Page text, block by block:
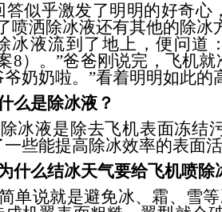
乎激发了明明的好奇心，
喷洒除冰液还有其他的除
冰液流到了地上，便问道
8）。”爸爸刚说完，飞机
奶奶啦。”看着明明如此的
么是除冰液？
液是除去飞机表面冻结污
些能提高除冰效率的表面活
什么结冰天气要给飞机喷除
说就是避免冰、霜、雪等